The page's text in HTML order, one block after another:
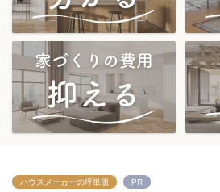
ハウスメーカーの坪単価 PR